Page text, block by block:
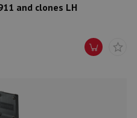
and clones LH